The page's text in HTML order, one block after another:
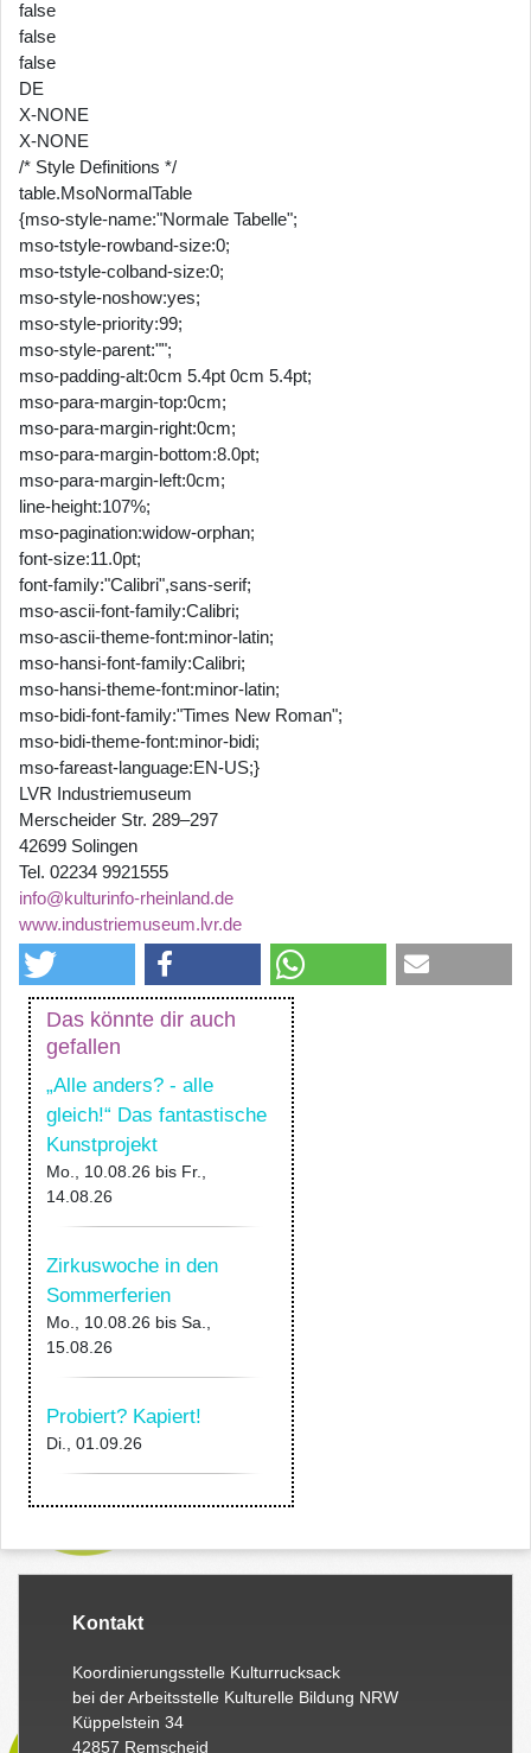
false
false
false
DE
X-NONE
X-NONE
/* Style Definitions */
table.MsoNormalTable
{mso-style-name:"Normale Tabelle";
mso-tstyle-rowband-size:0;
mso-tstyle-colband-size:0;
mso-style-noshow:yes;
mso-style-priority:99;
mso-style-parent:"";
mso-padding-alt:0cm 5.4pt 0cm 5.4pt;
mso-para-margin-top:0cm;
mso-para-margin-right:0cm;
mso-para-margin-bottom:8.0pt;
mso-para-margin-left:0cm;
line-height:107%;
mso-pagination:widow-orphan;
font-size:11.0pt;
font-family:"Calibri",sans-serif;
mso-ascii-font-family:Calibri;
mso-ascii-theme-font:minor-latin;
mso-hansi-font-family:Calibri;
mso-hansi-theme-font:minor-latin;
mso-bidi-font-family:"Times New Roman";
mso-bidi-theme-font:minor-bidi;
mso-fareast-language:EN-US;}
LVR Industriemuseum
Merscheider Str. 289–297
42699 Solingen
Tel. 02234 9921555
info@kulturinfo-rheinland.de
www.industriemuseum.lvr.de
Das könnte dir auch
gefallen
„Alle anders? - alle
gleich!“ Das fantastische
Kunstprojekt
Mo., 10.08.26 bis Fr.,
14.08.26
Zirkuswoche in den
Sommerferien
Mo., 10.08.26 bis Sa.,
15.08.26
Probiert? Kapiert!
Di., 01.09.26
Kontakt
Koordinierungsstelle Kulturrucksack
bei der Arbeitsstelle Kulturelle Bildung NRW
Küppelstein 34
42857 Remscheid